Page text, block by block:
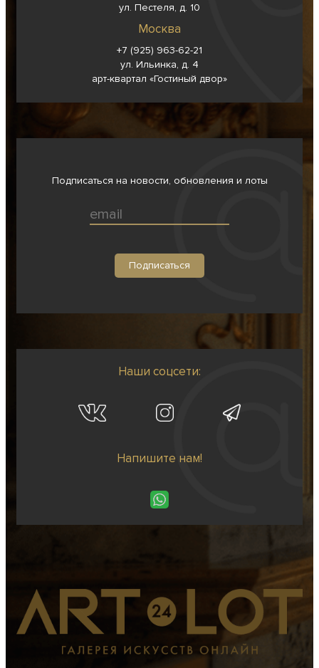
ул. Пестеля, д. 10
Москва
+7 (925) 963-62-21
ул. Ильинка, д. 4
арт-квартал «Гостиный двор»
Подписаться на новости, обновления и лоты
Наши соцсети:
Напишите нам!